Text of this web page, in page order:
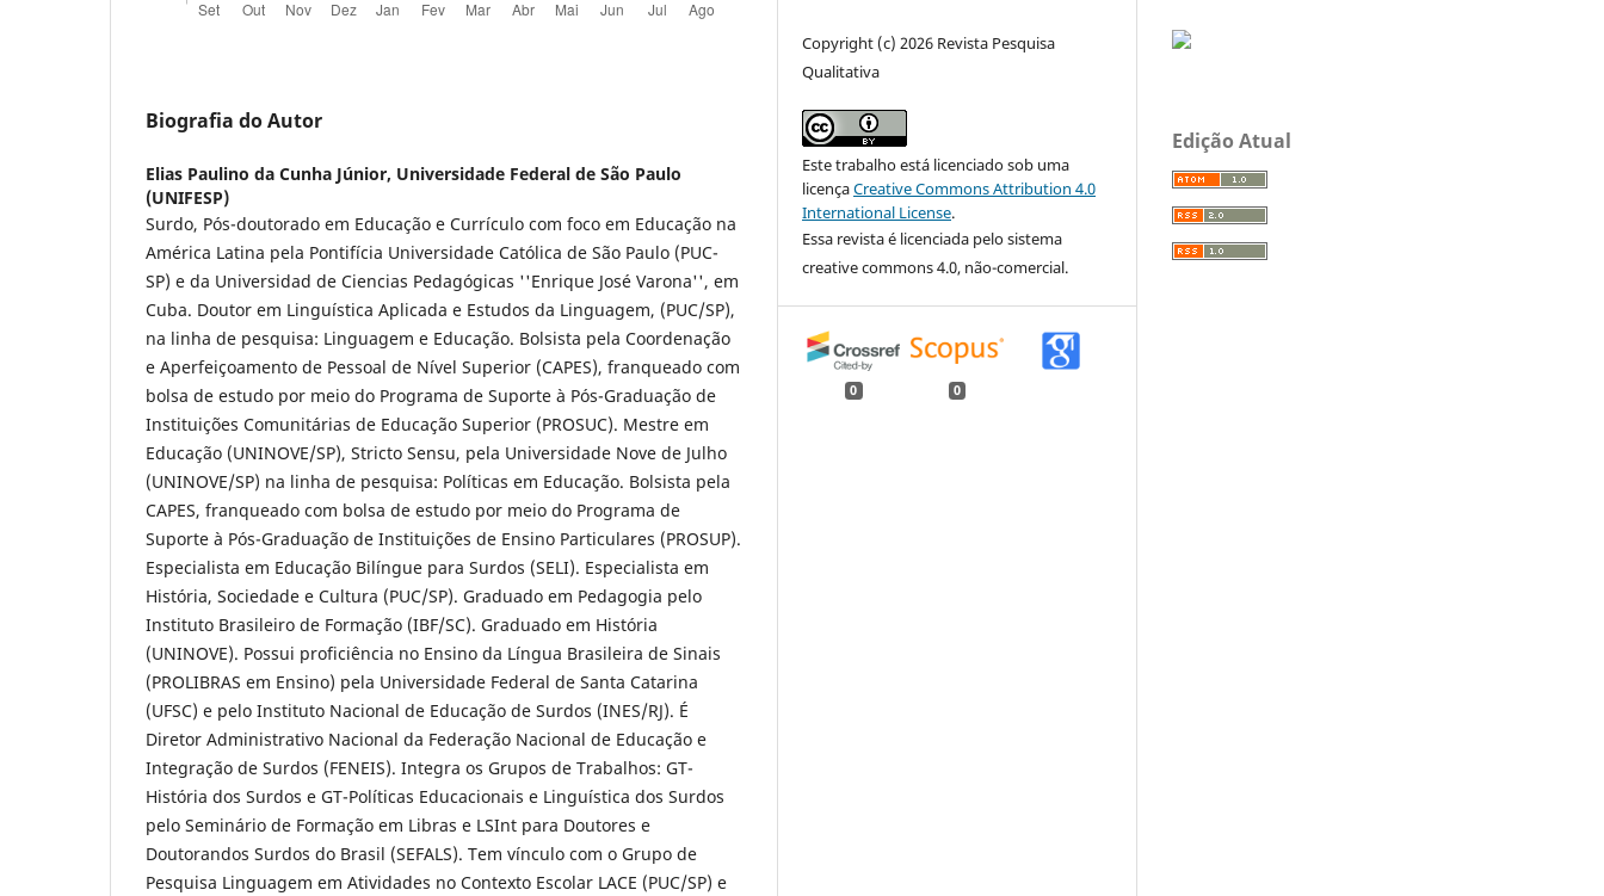
Biografia do Autor
Elias Paulino da Cunha Júnior, Universidade Federal de São Paulo
(UNIFESP)
Surdo, Pós-doutorado em Educação e Currículo com foco em Educação na
América Latina pela Pontifícia Universidade Católica de São Paulo (PUC-
SP) e da Universidad de Ciencias Pedagógicas ''Enrique José Varona'', em
Cuba. Doutor em Linguística Aplicada e Estudos da Linguagem, (PUC/SP),
na linha de pesquisa: Linguagem e Educação. Bolsista pela Coordenação
e Aperfeiçoamento de Pessoal de Nível Superior (CAPES), franqueado com
bolsa de estudo por meio do Programa de Suporte à Pós-Graduação de
Instituições Comunitárias de Educação Superior (PROSUC). Mestre em
Educação (UNINOVE/SP), Stricto Sensu, pela Universidade Nove de Julho
(UNINOVE/SP) na linha de pesquisa: Políticas em Educação. Bolsista pela
CAPES, franqueado com bolsa de estudo por meio do Programa de
Suporte à Pós-Graduação de Instituições de Ensino Particulares (PROSUP).
Especialista em Educação Bilíngue para Surdos (SELI). Especialista em
História, Sociedade e Cultura (PUC/SP). Graduado em Pedagogia pelo
Instituto Brasileiro de Formação (IBF/SC). Graduado em História
(UNINOVE). Possui proficiência no Ensino da Língua Brasileira de Sinais
(PROLIBRAS em Ensino) pela Universidade Federal de Santa Catarina
(UFSC) e pelo Instituto Nacional de Educação de Surdos (INES/RJ). É
Diretor Administrativo Nacional da Federação Nacional de Educação e
Integração de Surdos (FENEIS). Integra os Grupos de Trabalhos: GT-
História dos Surdos e GT-Políticas Educacionais e Linguística dos Surdos
pelo Seminário de Formação em Libras e LSInt para Doutores e
Doutorandos Surdos do Brasil (SEFALS). Tem vínculo com o Grupo de
Pesquisa Linguagem em Atividades no Contexto Escolar LACE (PUC/SP) e
Copyright (c) 2026 Revista Pesquisa
Qualitativa
Este trabalho está licenciado sob uma
licençaCreative Commons Attribution 4.0
International License.
Essa revista é licenciada pelo sistema
creative commons 4.0, não-comercial.
0 0
Edição Atual